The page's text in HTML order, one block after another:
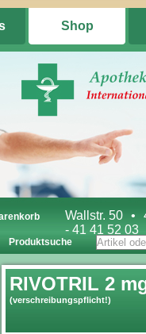
Shop
Wallstr. 50 •
- 41 41 52 03
Produktsuche
RIVOTRIL 2
(verschreibungspflicht!)